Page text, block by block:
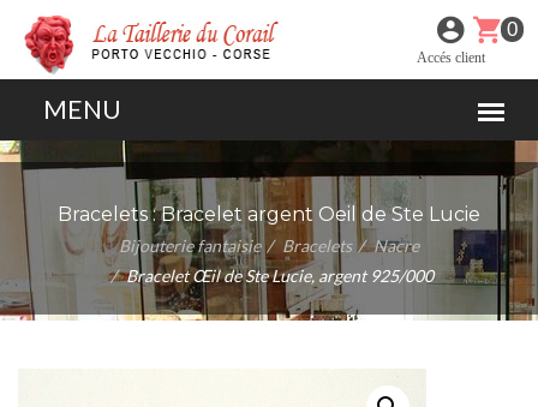
0
Accés client
Bracelets :Bracelet argent Oeil de Ste Lucie
Bijouterie fantaisie Bracelets
Nacre
Bracelet Œil de Ste Lucie, argent 925/000